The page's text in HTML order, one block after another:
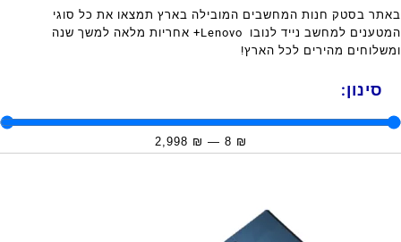
באתר בסטק חנות המחשבים המובילה בארץ תמצאו את כל סוגי
המטענים למחשב נייד לנובו Lenovo+ אחריות מלאה למשך שנה
ומשלוחים מהירים לכל הארץ!
סינון:
₪
8
—
₪
2,998